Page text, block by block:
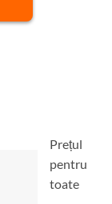
Prețul
pentru
toate